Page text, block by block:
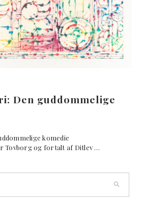
Den guddommelige
guddommelige komedie
Tovborg og fortalt af Ditlev …